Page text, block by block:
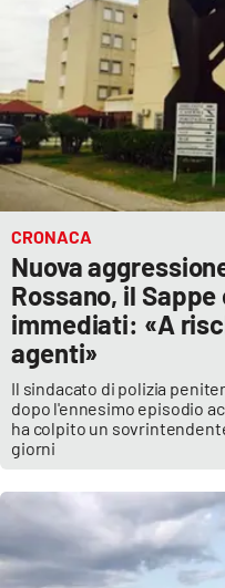
CRONACA
Nuova
Rossano, il
immediati: «A
agenti»
Il sindacato di polizia
dopo l'ennesimo episodio
ha colpito un
giorni